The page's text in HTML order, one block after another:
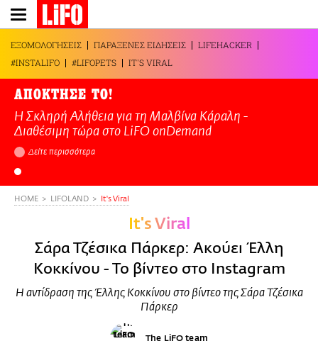
Παράκαμψη
προς
το
κυρίως
περιεχόμενο
ΕΞΟΜΟΛΟΓΗΣΕΙΣ ΠΑΡΑΞΕΝΕΣ ΕΙΔΗΣΕΙΣ
LIFEHACKER
#INSTALIFO
#LIFOPETS IT'S VIRAL
ΑΠΟΚΤΗΣΕ ΤΟ!
Η Σκληρή Αλήθεια για τη Μαλβίνα Κάραλη -
Διαθέσιμη τώρα στo LiFO onDemand
Δείτε περισσότερα
HOME LIFOLAND It's Viral
It's Viral
Σάρα Τζέσικα Πάρκερ: Ακούει Έλλη
Κοκκίνου - Το βίντεο στο Instagram
Η αντίδραση της Έλλης Κοκκίνου στο βίντεο της Σάρα Τζέσικα
Πάρκερ
The LiFO team